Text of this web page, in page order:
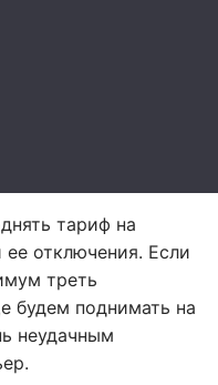
тариф на
отключения. Если
треть
будем поднимать на
неудачным